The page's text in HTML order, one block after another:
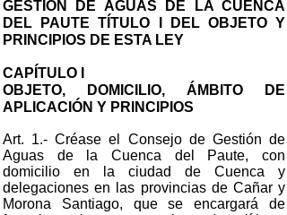
GESTIÓN DE AGUAS DE LA CUENCA
DEL PAUTE TÍTULO I DEL OBJETO Y
PRINCIPIOS DE ESTA LEY
CAPÍTULO I
OBJETO, DOMICILIO, ÁMBITO DE
APLICACIÓN Y PRINCIPIOS
Art. 1.- Créase el Consejo de Gestión de
Aguas de la Cuenca del Paute, con
domicilio en la ciudad de Cuenca y
delegaciones en las provincias de Cañar y
Morona Santiago, que se encargará de